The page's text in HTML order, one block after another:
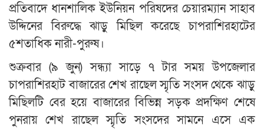
প্রতিবাদে ধানশালিক ইউনিয়ন পরিষদের চেয়ারম্যান সাহাব
উদ্দিনের বিরুদ্ধে ঝাড়ু মিছিল করেছে চাপরাশিরহাটের
৫শতাধিক নারী-পুরুষ।
শুক্রবার (৯ জুন) সন্ধ্যা সাড়ে ৭ টার সময় উপজেলার
চাপরাশিরহাট বাজারের শেখ রাছেল স্মৃতি সংসদ থেকে ঝাড়ু
মিছিলটি বের হয়ে বাজারের বিভিন্ন সড়ক প্রদক্ষিণ শেষে
পুনরায় শেখ রাছেল স্মৃতি সংসদের সামনে এসে এক